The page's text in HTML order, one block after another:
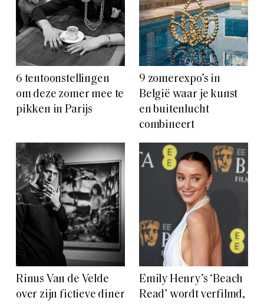
6 tentoonstellingen
om deze zomer mee te
pikken in Parijs
9 zomerexpo’s in
België waar je kunst
en buitenlucht
combineert
Rinus Van de Velde
over zijn fictieve diner
Emily Henry’s ‘Beach
Read’ wordt verfilmd,